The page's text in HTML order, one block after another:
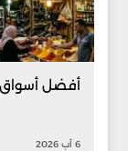
أفضل أسواق
6 آب 2026